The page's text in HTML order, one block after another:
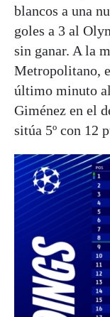
blancos a una
goles a 3 al
sin ganar. A la
Metropolitano,
último minuto
Giménez en el
sitúa 5º con 12